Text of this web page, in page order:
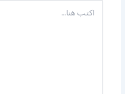
اكتب
هنا...